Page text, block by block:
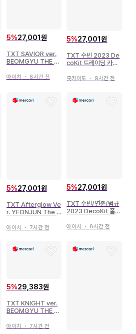
5%27,001원
TXT SAVIOR ver.
BEOMGYU THE S
NCTUARY
아이치 ・ 8시간 전
5%27,001원
TXT 수빈 2023 De
coKit 트레이딩 카드
홋카이도 ・ 9시간 전
5%27,001원
TXT Afterglow Ve
r. YEONJUN The S
THER
아이치 ・ 7시간 전
5%27,001원
TXT 수빈/연준/범규
2023 DecoKit 폴라
아이치 ・ 8시간 전
5%29,383원
TXT KNIGHT ver.
BEOMGYU THE S
NCTUARY 면허
아이치 ・ 7시간 전